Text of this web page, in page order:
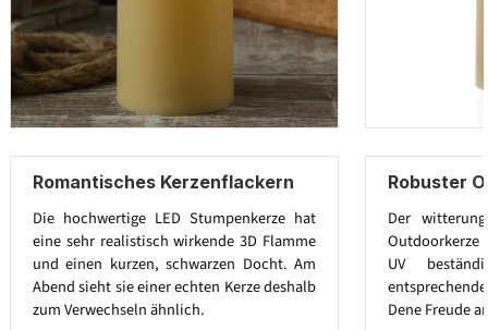
Romantisches Kerzenflackern
Die hochwertige LED Stumpenkerze hat
eine sehr realistisch wirkende 3D Flamme
und einen kurzen, schwarzen Docht. Am
Abend sieht sie einer echten Kerze deshalb
zum Verwechseln ähnlich.
Robuster
Der
Outdoorkerze
UV
Dene Freude